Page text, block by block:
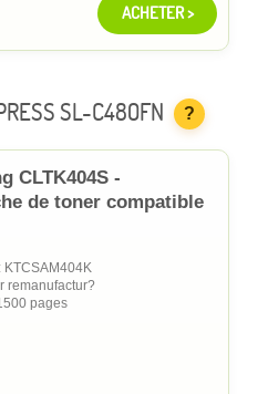
ACHETER >
SL-C480FN
?
CLTK404S -
de toner compatible
KTCSAM404K
remanufactur?
pages